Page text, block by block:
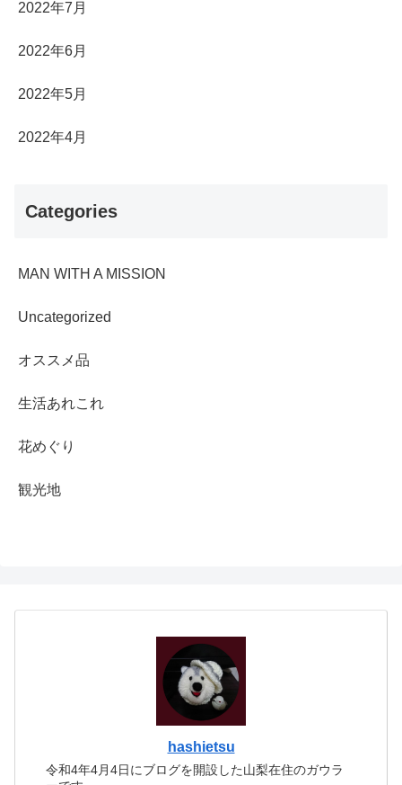
2022年7月
2022年6月
2022年5月
2022年4月
Categories
MAN WITH A MISSION
Uncategorized
オススメ品
生活あれこれ
花めぐり
観光地
hashietsu
令和4年4月4日にブログを開設した山梨在住のガウラ